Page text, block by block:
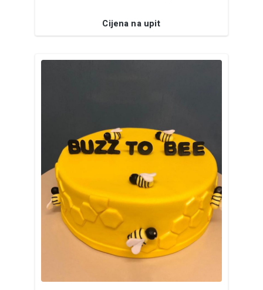
Cijena na upit